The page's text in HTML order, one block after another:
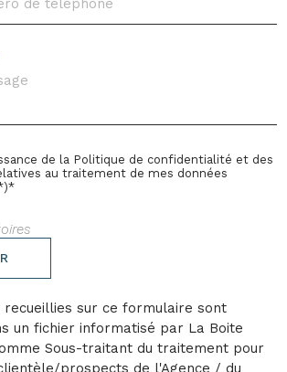
de la Politique de confidentialité et des
au traitement de mes données
recueillies sur ce formulaire sont
un fichier informatisé par La Boite
Sous-traitant du traitement pour
prospects de l'Agence / du